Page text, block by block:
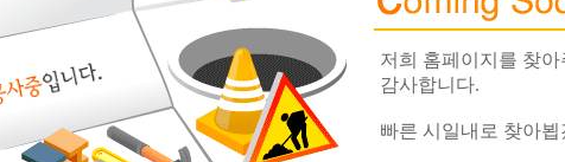
저희 홈페이지를 찾아
감사합니다.
빠른 시일내로 찾아뵙